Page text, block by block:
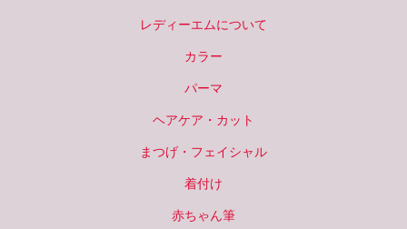
レディーエムについて
カラー
パーマ
ヘアケア・カット
まつげ・フェイシャル
着付け
赤ちゃん筆